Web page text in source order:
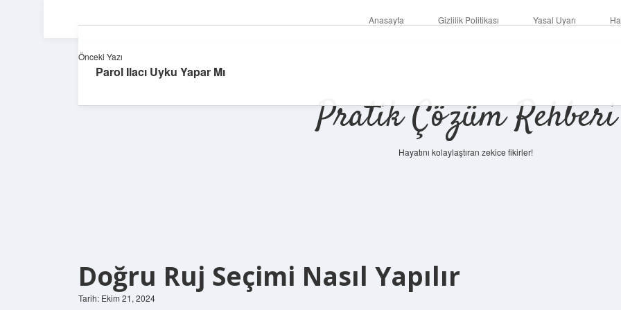
Anasayfa Gizlilik Politikası Yasal Uyarı
Pratik Çözüm Rehberi
Hayatını kolaylaştıran zekice fikirler!
Doğru Ruj Seçimi Nasıl Yapılır
Tarih: Ekim 21, 2024
Önceki Yazı
Parol Ilacı Uyku Yapar Mı